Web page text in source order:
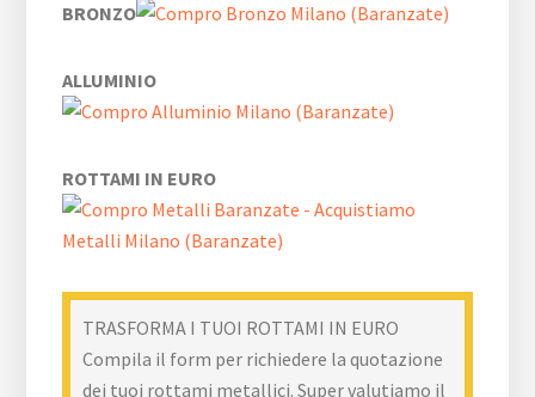
BRONZO
ALLUMINIO
ROTTAMI IN EURO
TRASFORMA I TUOI ROTTAMI IN EURO
Compila il form per richiedere la quotazione
dei tuoi rottami metallici. Super valutiamo il